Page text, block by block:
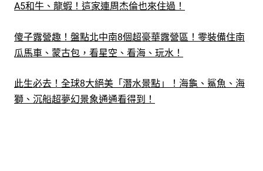
A5和牛、龍蝦！這家連周杰倫也來住過！
傻子露營趣！盤點北中南8個超豪華露營區！零裝備住南
瓜馬車、蒙古包，看星空、看海、玩水！
此生必去！全球8大絕美「潛水景點」！海龜、鯊魚、海
獅、沉船超夢幻景象通通看得到！